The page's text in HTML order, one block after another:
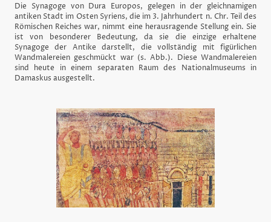
Die Synagoge von Dura Europos, gelegen in der gleichnamigen
antiken Stadt im Osten Syriens, die im 3. Jahrhundert n. Chr. Teil des
Römischen Reiches war, nimmt eine herausragende Stellung ein. Sie
ist von besonderer Bedeutung, da sie die einzige erhaltene
Synagoge der Antike darstellt, die vollständig mit figürlichen
Wandmalereien geschmückt war (s. Abb.). Diese Wandmalereien
sind heute in einem separaten Raum des Nationalmuseums in
Damaskus ausgestellt.